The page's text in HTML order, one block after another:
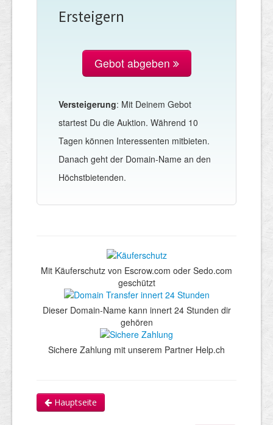
Ersteigern
Gebot abgeben
Versteigerung: Mit Deinem Gebot
startest Du die Auktion. Während 10
Tagen können Interessenten mitbieten.
Danach geht der Domain-Name an den
Höchstbietenden.
Mit Käuferschutz von Escrow.com oder Sedo.com
geschützt
Dieser Domain-Name kann innert 24 Stunden dir
gehören
Sichere Zahlung mit unserem Partner Help.ch
Hauptseite